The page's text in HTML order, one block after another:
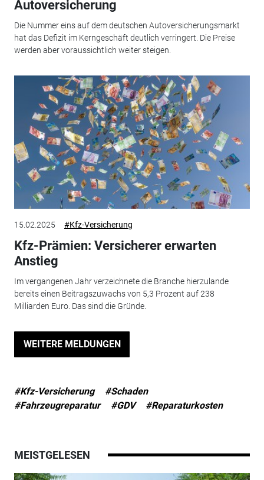
Autoversicherung
Die Nummer eins auf dem deutschen Autoversicherungsmarkt
hat das Defizit im Kerngeschäft deutlich verringert. Die Preise
werden aber voraussichtlich weiter steigen.
15.02.2025 #Kfz-Versicherung
Kfz-Prämien: Versicherer erwarten
Anstieg
Im vergangenen Jahr verzeichnete die Branche hierzulande
bereits einen Beitragszuwachs von 5,3 Prozent auf 238
Milliarden Euro. Das sind die Gründe.
WEITERE MELDUNGEN
#Kfz-Versicherung
#Schaden
#Fahrzeugreparatur
#GDV #Reparaturkosten
MEISTGELESEN